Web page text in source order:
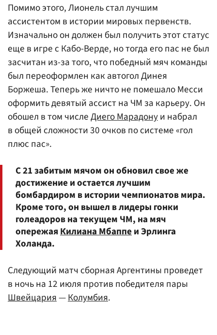
Помимо этого, Лионель стал лучшим
ассистентом в истории мировых первенств.
Изначально он должен был получить этот статус
еще в игре с Кабо-Верде, но тогда его пас не был
засчитан из-за того, что победный мяч команды
был переоформлен как автогол Динея
Боржеша. Теперь же ничто не помешало Месси
оформить девятый ассист на ЧМ за карьеру. Он
обошел в том числеДиего Марадонуи набрал
в общей сложности 30 очков по системе «гол
плюс пас».
С 21 забитым мячом он обновил свое же
достижение и остается лучшим
бомбардиром в истории чемпионатов мира.
Кроме того, он вышел в лидеры гонки
голеадоров на текущем ЧМ, на мяч
опережаяКилиана Мбаппеи Эрлинга
Холанда.
Следующий матч сборная Аргентины проведет
в ночь на 12 июля против победителя пары
Швейцария—Колумбия.